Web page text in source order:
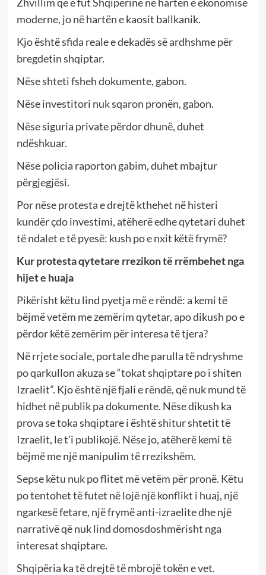
moderne, jo në hartën e kaosit ballkanik.
Kjo është sfida reale e dekadës së ardhshme për
bregdetin shqiptar.
Nëse shteti fsheh dokumente, gabon.
Nëse investitori nuk sqaron pronën, gabon.
Nëse siguria private përdor dhunë, duhet
ndëshkuar.
Nëse policia raporton gabim, duhet mbajtur
përgjegjësi.
Por nëse protesta e drejtë kthehet në histeri
kundër çdo investimi, atëherë edhe qytetari duhet
të ndalet e të pyesë: kush po e nxit këtë frymë?
Kur protesta qytetare rrezikon të rrëmbehet nga
hijet e huaja
Pikërisht këtu lind pyetja më e rëndë: a kemi të
bëjmë vetëm me zemërim qytetar, apo dikush po e
përdor këtë zemërim për interesa të tjera?
Në rrjete sociale, portale dhe parulla të ndryshme
po qarkullon akuza se “tokat shqiptare po i shiten
Izraelit”. Kjo është një fjali e rëndë, që nuk mund të
hidhet në publik pa dokumente. Nëse dikush ka
prova se toka shqiptare i është shitur shtetit të
Izraelit, le t’i publikojë. Nëse jo, atëherë kemi të
bëjmë me një manipulim të rrezikshëm.
Sepse këtu nuk po flitet më vetëm për pronë. Këtu
po tentohet të futet në lojë një konflikt i huaj, një
ngarkesë fetare, një frymë anti-izraelite dhe një
narrativë që nuk lind domosdoshmërisht nga
interesat shqiptare.
Shqipëria ka të drejtë të mbrojë tokën e vet.